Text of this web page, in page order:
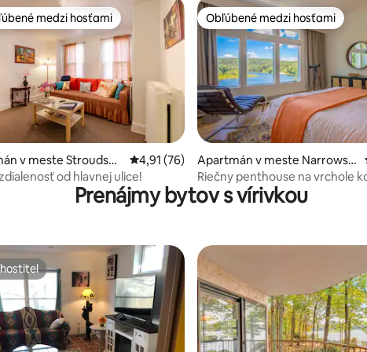
4,94 z 5, počet hodnotení: 32
medzi hosťami
medzi hosťami
v meste Stroudsbu
Priemerné ohodnotenie 4,91 z 5, počet
4,91 (76)
od hlavnej ulice!
Obľúbené medzi hosťami
Obľúbené medzi hosťami
Apartmán v meste Narrowsb
urg
Riečny penthouse na vrchole
Prenájmy bytov s vírivkou